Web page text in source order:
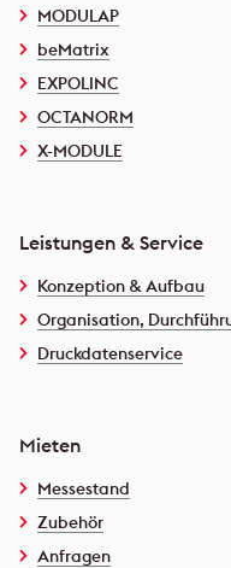
MODULAP
beMatrix
EXPOLINC
OCTANORM
X-MODULE
Leistungen & Service
Konzeption & Aufbau
Organisation,
Druckdatenservice
Mieten
Messestand
Zubehör
Anfragen